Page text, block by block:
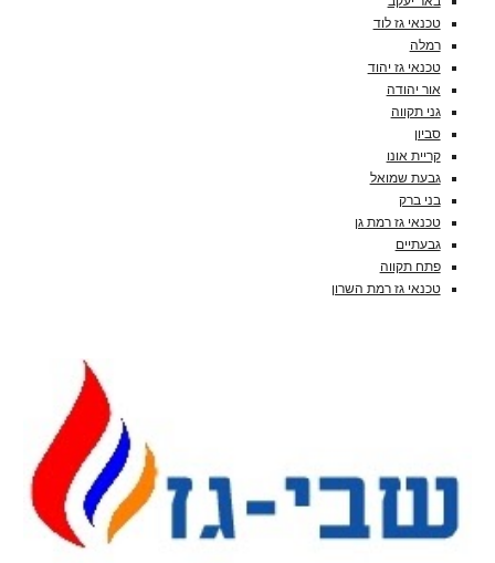
טכנאי גז לוד
רמלה
טכנאי גז יהוד
אור יהודה
גני תקווה
סביון
קריית אונו
גבעת שמואל
בני ברק
טכנאי גז רמת גן
גבעתיים
פתח תקווה
טכנאי גז רמת השרון